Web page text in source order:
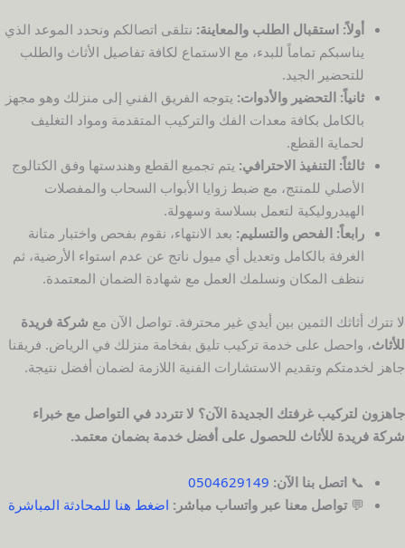
أولاً: استقبال الطلب والمعاينة: نتلقى اتصالكم ونحدد الموعد الذي
يناسبكم تماماً للبدء، مع الاستماع لكافة تفاصيل الأثاث والطلب
للتحضير الجيد.
ثانياً: التحضير والأدوات: يتوجه الفريق الفني إلى منزلك وهو مجهز
بالكامل بكافة معدات الفك والتركيب المتقدمة ومواد التغليف
لحماية القطع.
ثالثاً: التنفيذ الاحترافي: يتم تجميع القطع وهندستها وفق الكتالوج
الأصلي للمنتج، مع ضبط زوايا الأبواب السحاب والمفصلات
الهيدروليكية لتعمل بسلاسة وسهولة.
رابعاً: الفحص والتسليم: بعد الانتهاء، نقوم بفحص واختبار متانة
الغرفة بالكامل وتعديل أي ميول ناتج عن عدم استواء الأرضية، ثم
ننظف المكان ونسلمك العمل مع شهادة الضمان المعتمدة.
لا تترك أثاثك الثمين بين أيدي غير محترفة. تواصل الآن مع شركة فريدة
للأثاث، واحصل على خدمة تركيب تليق بفخامة منزلك في الرياض. فريقنا
جاهز لخدمتكم وتقديم الاستشارات الفنية اللازمة لضمان أفضل نتيجة.
جاهزون لتركيب غرفتك الجديدة الآن؟ لا تتردد في التواصل مع خبراء
شركة فريدة للأثاث للحصول على أفضل خدمة بضمان معتمد.
📞 اتصل بنا الآن: 0504629149
💬تواصل معنا عبر واتساب مباشر: اضغط هنا للمحادثة المباشرة